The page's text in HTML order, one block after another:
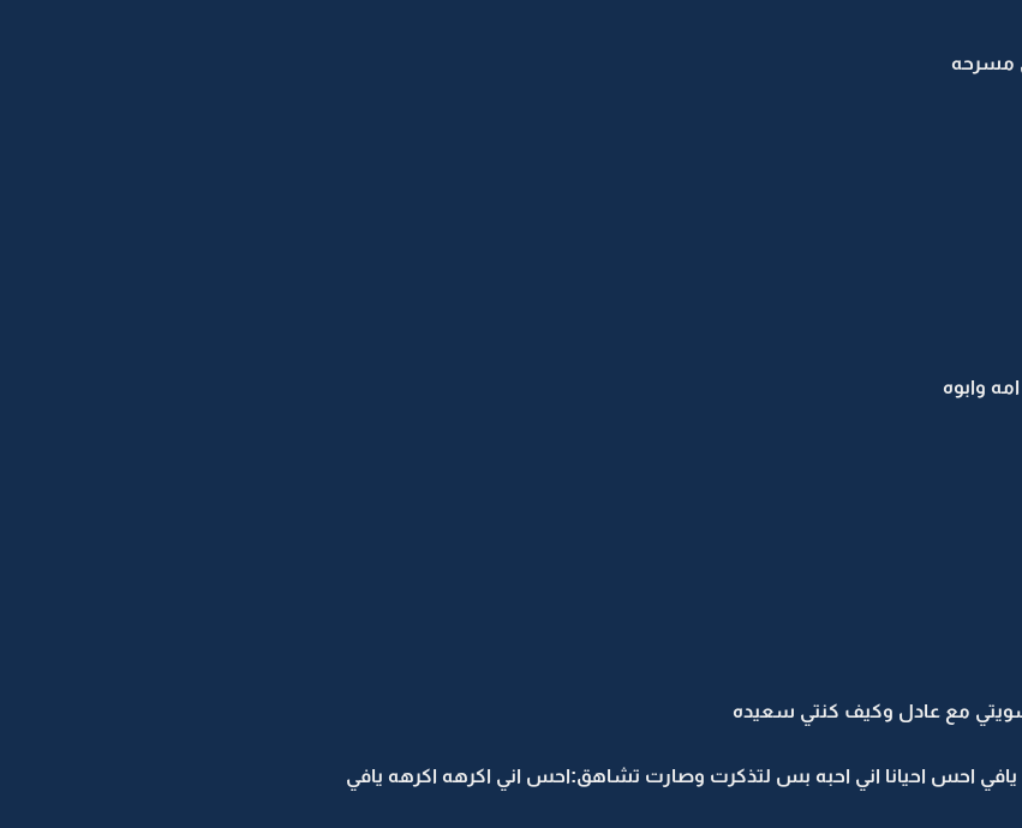
مسرحه
وابوه
مع عادل وكيف كنتي سعيده
يافي احس احيانا اني احبه بس لتذكرت وصارت تشاهق:احس اني اكرهه اكرهه يافي